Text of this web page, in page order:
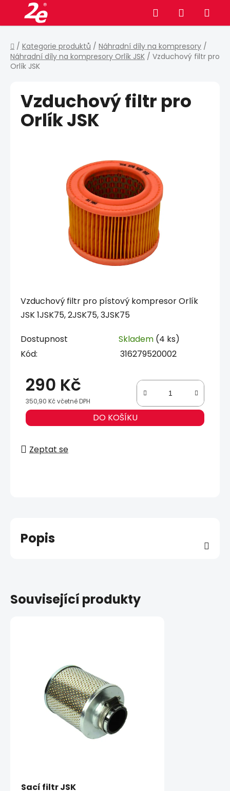
obsah
Hledat NÁKUPNÍ
KOŠÍK
Domů
/ Kategorie produktů / Náhradní díly na kompresory /
Náhradní díly na kompresory Orlík JSK / Vzduchový filtr pro
Orlík JSK
Vzduchový filtr pro pístový kompresor Orlík
JSK 1JSK75, 2JSK75, 3JSK75
Dostupnost Skladem (4 ks)
Kód:
316279520002
290 Kč
350,90 Kč včetně DPH
Měrná cena: DO KOŠÍKU
Zeptat se
Vzduchový filtr pro
Orlík JSK
Popis
Související produkty
Sací filtr JSK